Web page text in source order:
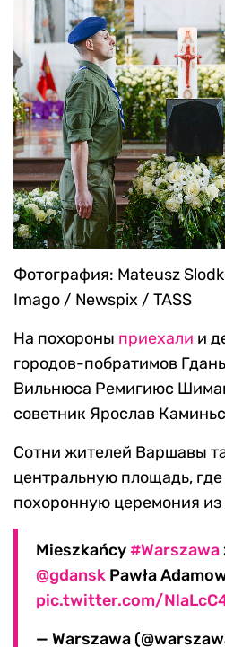
Фотография: Mateusz
Imago / Newspix / TASS
На похороны приехали и
городов-побратимов
Вильнюса Ремигиюс
советник Ярослав
Сотни жителей Варшавы
центральную площадь,
похоронную церемония из
Mieszkańcy#Warszawa
@gdansk Pawła
pic.twitter.com/
— Warszawa